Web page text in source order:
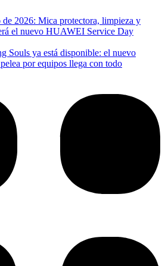
de 2026: Mica protectora, limpieza y
el nuevo HUAWEI Service Day
ya está disponible: el nuevo
por equipos llega con todo